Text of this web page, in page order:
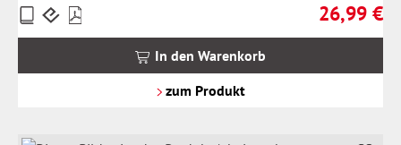
Regulärer
26,99 €
Preise
inkl.
In den Warenkorb
zum Produkt